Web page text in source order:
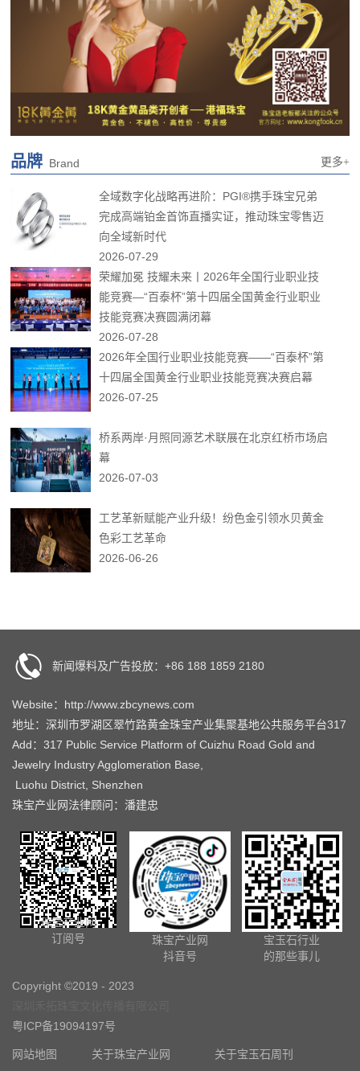
品牌 Brand 更多+
全域数字化战略再进阶：PGI®携手珠宝兄弟
完成高端铂金首饰直播实证，推动珠宝零售迈
向全域新时代
2026-07-29
荣耀加冕 技耀未来丨2026年全国行业职业技
能竞赛—“百泰杯”第十四届全国黄金行业职业
技能竞赛决赛圆满闭幕
2026-07-28
2026年全国行业职业技能竞赛——“百泰杯”第
十四届全国黄金行业职业技能竞赛决赛启幕
2026-07-25
桥系两岸·月照同源艺术联展在北京红桥市场启
幕
2026-07-03
工艺革新赋能产业升级！纷色金引领水贝黄金
色彩工艺革命
2026-06-26
新闻爆料及广告投放：+86 188 1859 2180
Website：http://www.zbcynews.com
地址：深圳市罗湖区翠竹路黄金珠宝产业集聚基地公共服务平台317
Add：317 Public Service Platform of Cuizhu Road Gold and
Jewelry Industry Agglomeration Base,
Luohu District, Shenzhen
珠宝产业网法律顾问：潘建忠
珠宝产业网
订阅号
珠宝产业网
抖音号
宝玉石行业
的那些事儿
Copyright ©2019 - 2023
粤ICP备19094197号
网站地图 关于珠宝产业网 关于宝玉石周刊